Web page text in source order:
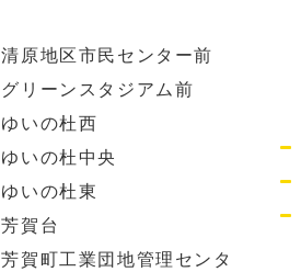
清原地区市民センター前
グリーンスタジアム前
ゆいの杜西
ゆいの杜中央
ゆいの杜東
芳賀台
芳賀町工業団地管理センタ